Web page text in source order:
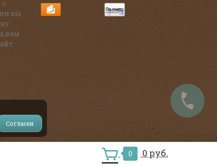
с
вы
на источник.
0 0 руб.
Согласен